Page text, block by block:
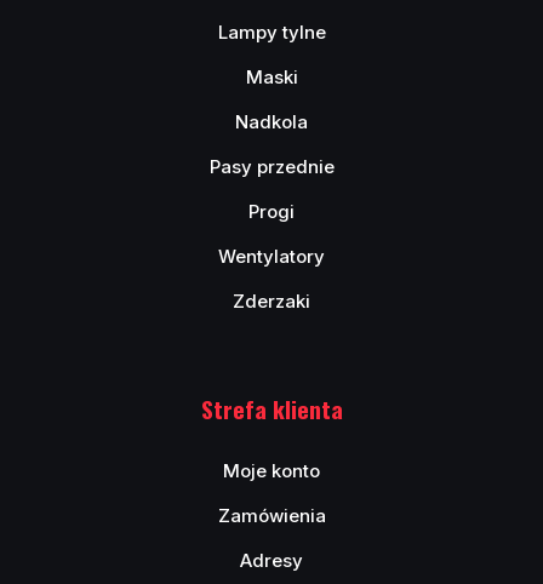
Lampy tylne
Maski
Nadkola
Pasy przednie
Progi
Wentylatory
Zderzaki
Strefa klienta
Moje konto
Zamówienia
Adresy